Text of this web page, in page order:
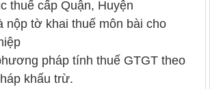
thuế cấp Quận, Huyện
nộp tờ khai thuế môn bài cho
pháp tính thuế GTGT theo
khấu trừ.